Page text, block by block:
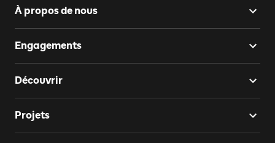
À propos de nous
Engagements
Découvrir
Projets